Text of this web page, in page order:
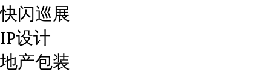
快闪巡展
IP设计
地产包装